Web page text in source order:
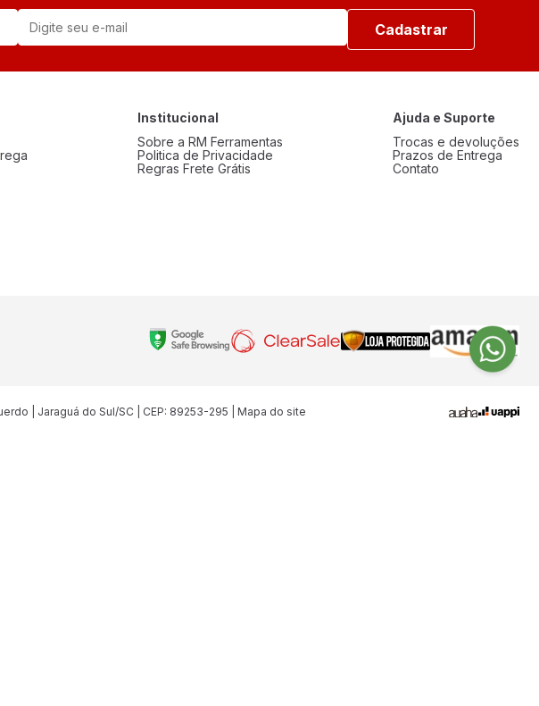
Cadastrar
Institucional
Sobre a RM Ferramentas
Politica de Privacidade
Regras Frete Grátis
Ajuda e Suporte
Trocas e devoluções
Prazos de Entrega
Contato
| Jaraguá do Sul/SC | CEP: 89253-295 | Mapa do site